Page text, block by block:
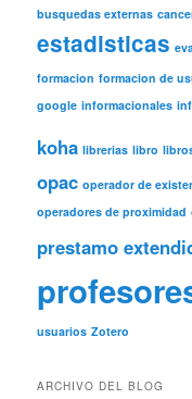
busquedas externas
estadisticas
formacion formacion de
google informacionales
koha librerias libro
opac operador de
operadores de proximidad
prestamo
usuarios Zotero
ARCHIVO DEL BLOG